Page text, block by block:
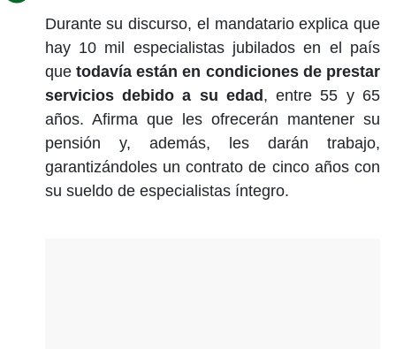
Durante su discurso, el mandatario explica que
hay 10 mil especialistas jubilados en el país
que todavía están en condiciones de prestar
servicios debido a su edad, entre 55 y 65
años. Afirma que les ofrecerán mantener su
pensión y, además, les darán trabajo,
garantizándoles un contrato de cinco años con
su sueldo de especialistas íntegro.